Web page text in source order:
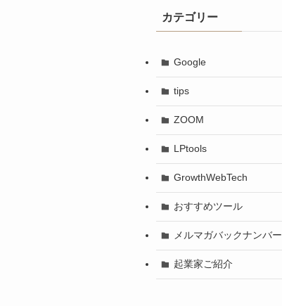
カテゴリー
Google
tips
ZOOM
LPtools
GrowthWebTech
おすすめツール
メルマガバックナンバー
起業家ご紹介